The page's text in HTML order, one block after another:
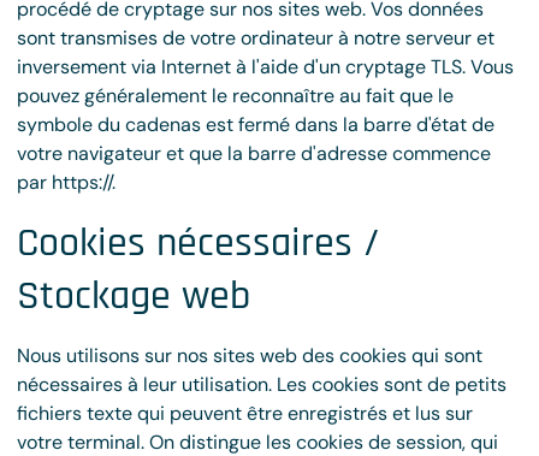
procédé de cryptage sur nos sites web. Vos données
sont transmises de votre ordinateur à notre serveur et
inversement via Internet à l'aide d'un cryptage TLS. Vous
pouvez généralement le reconnaître au fait que le
symbole du cadenas est fermé dans la barre d'état de
votre navigateur et que la barre d'adresse commence
par https://.
Cookies nécessaires /
Stockage web
Nous utilisons sur nos sites web des cookies qui sont
nécessaires à leur utilisation. Les cookies sont de petits
fichiers texte qui peuvent être enregistrés et lus sur
votre terminal. On distingue les cookies de session, qui